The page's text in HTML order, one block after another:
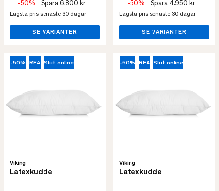
-50% Spara 6.800 kr
Lägsta pris senaste 30 dagar
SE VARIANTER
-50% Spara 4.950 kr
Lägsta pris senaste 30 dagar
SE VARIANTER
-50% REA Slut online
Viking
Latexkudde
-50% REA Slut online
Viking
Latexkudde